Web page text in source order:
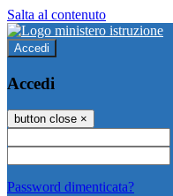
Salta al contenuto
Accedi
Accedi
button close ×
Password dimenticata?